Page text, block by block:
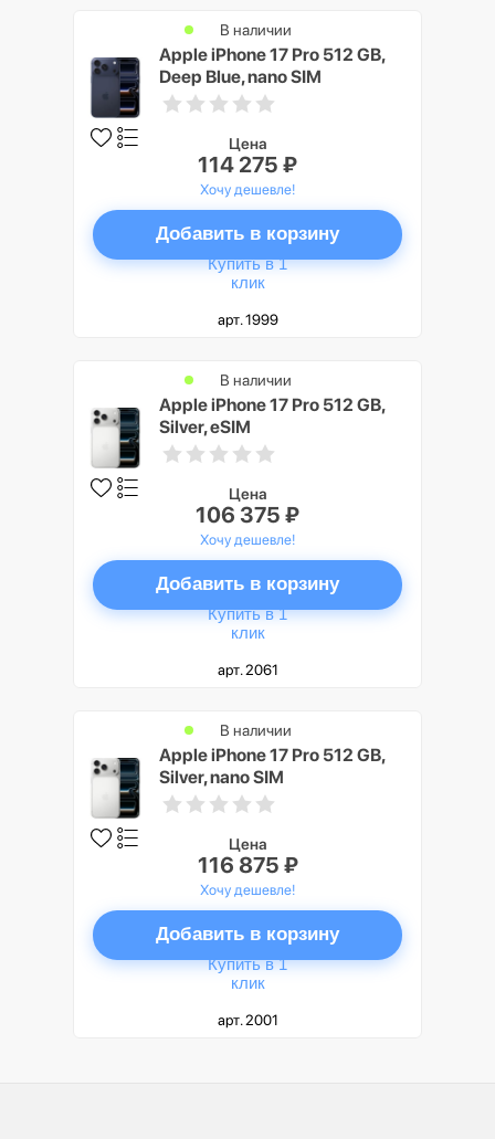
Apple iPhone 17 Pro 512 GB,
Deep Blue, nano SIM
В наличии
Цена
114 275 ₽
Хочу дешевле!
Добавить в корзину
Купить в 1
клик
арт. 1999
Apple iPhone 17 Pro 512 GB,
Silver, eSIM
В наличии
Цена
106 375 ₽
Хочу дешевле!
Добавить в корзину
Купить в 1
клик
арт. 2061
Apple iPhone 17 Pro 512 GB,
Silver, nano SIM
В наличии
Цена
116 875 ₽
Хочу дешевле!
Добавить в корзину
Купить в 1
клик
арт. 2001